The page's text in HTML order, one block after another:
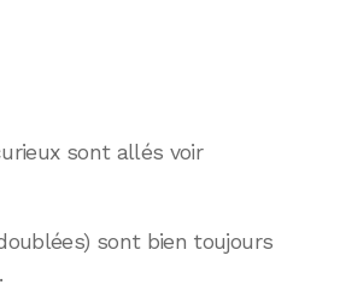
sont allés voir
sont bien toujours